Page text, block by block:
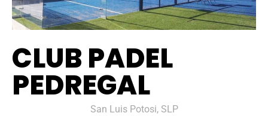
CLUB PADEL
PEDREGAL
San Luis Potosi, SLP